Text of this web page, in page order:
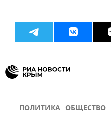
ПОЛИТИКА ОБЩЕСТВО